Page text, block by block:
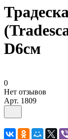
D6см
0
Нет отзывов
Арт. 1809